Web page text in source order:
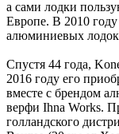
а сами лодки
Европе. В 2010
алюминиевых лодок
Спустя 44 года,
2016 году его
вместе с брендом
верфи Ihna Works.
голландского